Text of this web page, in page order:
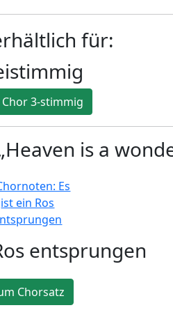
für:
Chor 3-stimmig
is a
entsprungen
Chorsatz